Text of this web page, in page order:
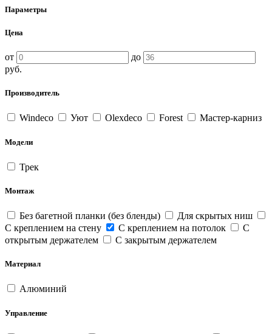
Параметры
Цена
от
до
руб.
Производитель
Windeco Уют Olexdeco Forest Мастер-карниз
Модели
Трек
Монтаж
Без багетной планки (без бленды)
Для скрытых ниш
С креплением на стену
С креплением на потолок
С
открытым держателем
С закрытым держателем
Материал
Алюминий
Управление